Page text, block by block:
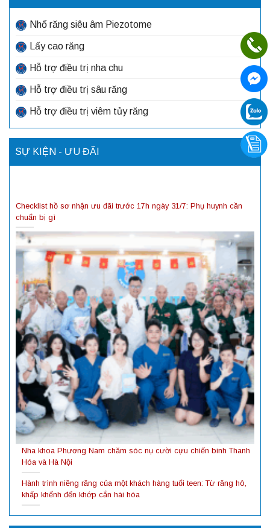
Nhổ răng siêu âm Piezotome
Lấy cao răng
Hỗ trợ điều trị nha chu
Hỗ trợ điều trị sâu răng
Hỗ trợ điều trị viêm tủy răng
SỰ KIỆN - ƯU ĐÃI
Checklist hồ sơ nhận ưu đãi trước 17h ngày 31/7: Phụ huynh cần
chuẩn bị gì
Nha khoa Phương Nam chăm sóc nụ cười cựu chiến binh Thanh
Hóa và Hà Nội
Hành trình niềng răng của một khách hàng tuổi teen: Từ răng hô,
khấp khểnh đến khớp cắn hài hòa